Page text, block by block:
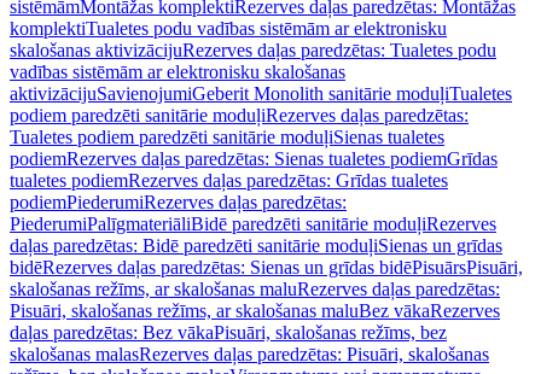
sistēmāmMontāžas komplektiRezerves daļas paredzētas: Montāžas
komplektiTualetes podu vadības sistēmām ar elektronisku
skalošanas aktivizācijuRezerves daļas paredzētas: Tualetes podu
vadības sistēmām ar elektronisku skalošanas
aktivizācijuSavienojumiGeberit Monolith sanitārie moduļiTualetes
podiem paredzēti sanitārie moduļiRezerves daļas paredzētas:
Tualetes podiem paredzēti sanitārie moduļiSienas tualetes
podiemRezerves daļas paredzētas: Sienas tualetes podiemGrīdas
tualetes podiemRezerves daļas paredzētas: Grīdas tualetes
podiemPiederumiRezerves daļas paredzētas:
PiederumiPalīgmateriāliBidē paredzēti sanitārie moduļiRezerves
daļas paredzētas: Bidē paredzēti sanitārie moduļiSienas un grīdas
bidēRezerves daļas paredzētas: Sienas un grīdas bidēPisuārsPisuāri,
skalošanas režīms, ar skalošanas maluRezerves daļas paredzētas:
Pisuāri, skalošanas režīms, ar skalošanas maluBez vākaRezerves
daļas paredzētas: Bez vākaPisuāri, skalošanas režīms, bez
skalošanas malasRezerves daļas paredzētas: Pisuāri, skalošanas